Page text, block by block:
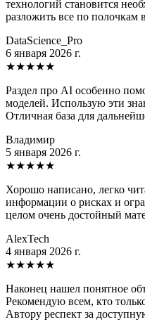
технологий становится
разложить все по полочкам
DataScience_Pro
6 января 2026 г.
★★★★★
Раздел про AI особенно
моделей. Использую эти
Отличная база для
Владимир
5 января 2026 г.
★★★★★
Хорошо написано, легко
информации о рисках и
целом очень достойный
AlexTech
4 января 2026 г.
★★★★★
Наконец нашел понятное
Рекомендую всем, кто
Автору респект за